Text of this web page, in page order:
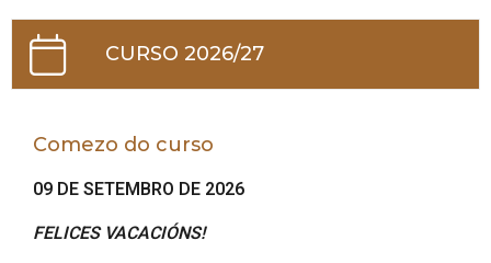
CURSO 2026/27
Comezo do curso
09 DE SETEMBRO DE 2026
FELICES VACACIÓNS!